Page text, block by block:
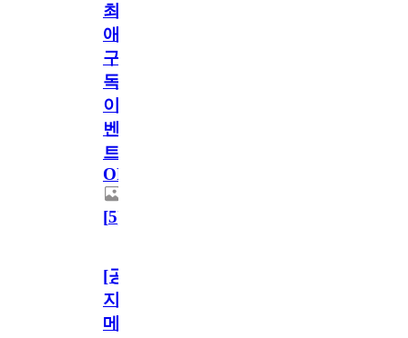
최
애
구
독
이
벤
트
OPEN!
[5]
[공
지]
메